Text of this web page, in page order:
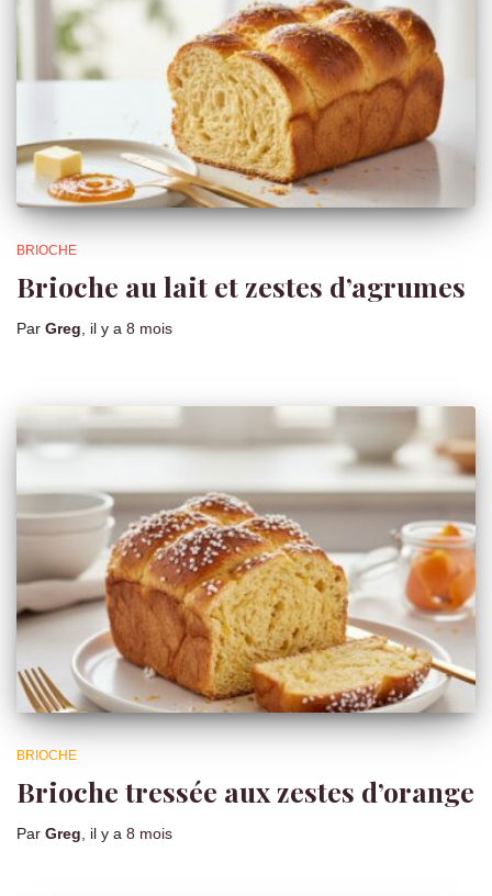
BRIOCHE
Brioche au lait et zestes d’agrumes
Par Greg , il y a 8 mois
BRIOCHE
Brioche tressée aux zestes d’orange
Par Greg , il y a 8 mois